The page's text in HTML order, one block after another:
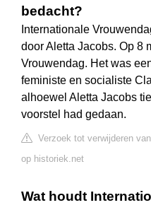
bedacht?
Internationale
door Aletta Jacobs. Op 8
Vrouwendag. Het was
feministe en socialiste
alhoewel Aletta Jacobs
voorstel had gedaan.
Verzoek tot verwijderen
op historiek.net
Wat houdt